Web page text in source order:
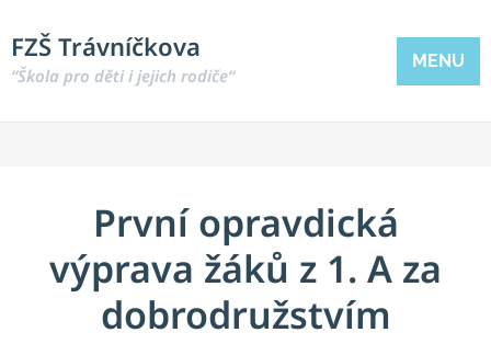
FZŠ Trávníčkova
“Škola pro děti i jejich rodiče“
MENU
První opravdická
výprava žáků z 1. A za
dobrodružstvím